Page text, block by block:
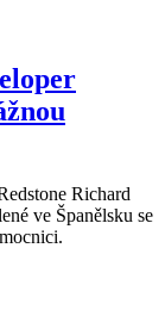
Richard
ve Španělsku se